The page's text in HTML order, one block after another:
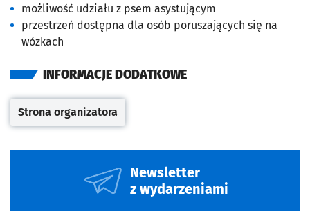
możliwość udziału z psem asystującym
przestrzeń dostępna dla osób poruszających się na
wózkach
INFORMACJE DODATKOWE
Otwiera się w nowej karcie
Strona organizatora
Newsletter
z wydarzeniami